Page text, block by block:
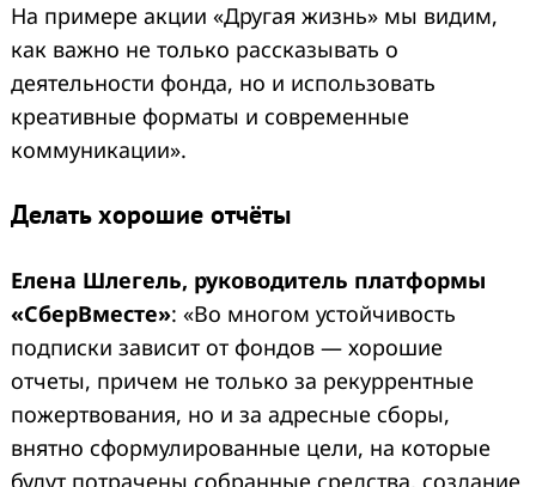
На примере акции «Другая жизнь» мы видим,
как важно не только рассказывать о
деятельности фонда, но и использовать
креативные форматы и современные
коммуникации».
Делать хорошие отчёты
Елена Шлегель, руководитель платформы
«СберВместе»: «Во многом устойчивость
подписки зависит от фондов — хорошие
отчеты, причем не только за рекуррентные
пожертвования, но и за адресные сборы,
внятно сформулированные цели, на которые
будут потрачены собранные средства, создание